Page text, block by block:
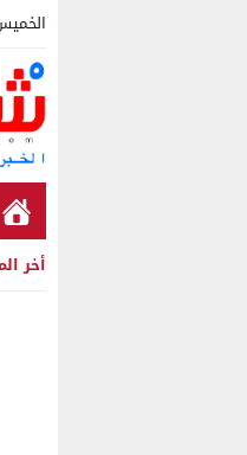
الخميس 6 أغسطس 2026 -
أخر